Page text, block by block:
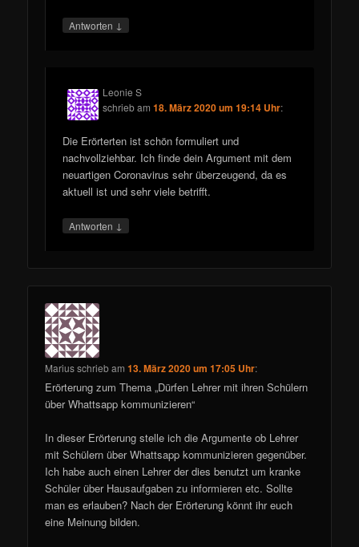
Antworten ↓
Leonie S
schriebam18. März 2020 um 19:14 Uhr:
Die Erörterten ist schön formuliert und
nachvollziehbar. Ich finde dein Argument mit dem
neuartigen Coronavirus sehr überzeugend, da es
aktuell ist und sehr viele betrifft.
Antworten ↓
Mariusschriebam13. März 2020 um 17:05 Uhr:
Erörterung zum Thema „Dürfen Lehrer mit ihren Schülern
über Whattsapp kommunizieren“
In dieser Erörterung stelle ich die Argumente ob Lehrer
mit Schülern über Whattsapp kommunizieren gegenüber.
Ich habe auch einen Lehrer der dies benutzt um kranke
Schüler über Hausaufgaben zu informieren etc. Sollte
man es erlauben? Nach der Erörterung könnt ihr euch
eine Meinung bilden.